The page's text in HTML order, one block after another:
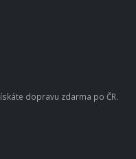
dopravu zdarma po ČR.